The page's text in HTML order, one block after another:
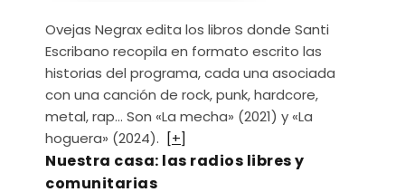
Ovejas Negrax edita los libros donde Santi
Escribano recopila en formato escrito las
historias del programa, cada una asociada
con una canción de rock, punk, hardcore,
metal, rap… Son «La mecha» (2021) y «La
hoguera» (2024). [+]
Nuestra casa: las radios libres y
comunitarias